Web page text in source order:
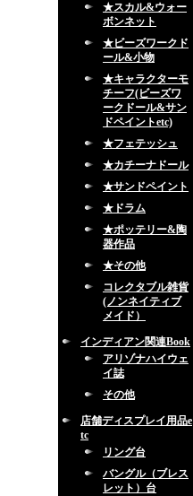
★スカル&ウォー
ボンネット
★ビーズワークド
ール&小物
★キャラクターモ
チーフ(ビーズワ
ークドール&サン
ドペイントetc)
★フェテッシュ
★カチーナドール
★サンドペイント
★ドラム
★ポッテリー&陶
器作品
★その他
コレクタブル雑貨
(ノンネイティブ
メイド）
インディアン関連Book
アリゾナハイウェ
イ誌
その他
店舗ディスプレイ用品e
tc
リング台
バングル（ブレス
レット）台